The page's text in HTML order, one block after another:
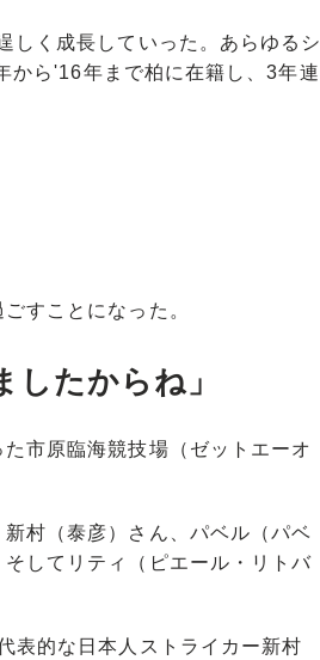
く成長していった。あらゆるシ
から'16年まで柏に在籍し、3年連
すことになった。
したからね」
市原臨海競技場（ゼットエーオ
村（泰彦）さん、パベル（パベ
してリティ（ピエール・リトバ
表的な日本人ストライカー新村